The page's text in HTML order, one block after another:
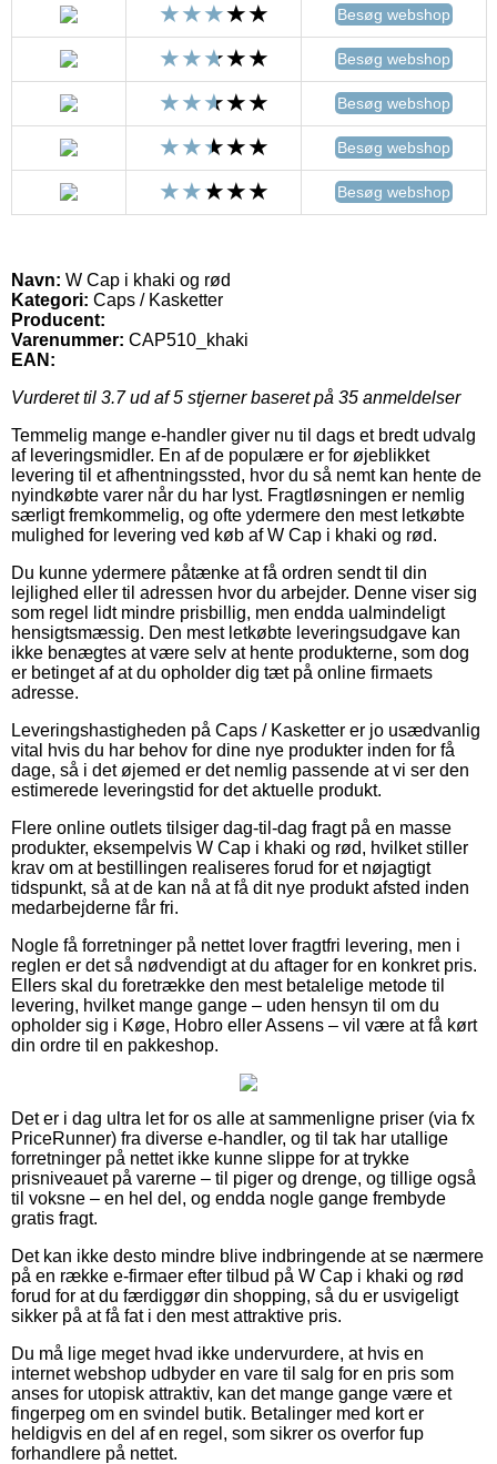
Besøg webshop
Besøg webshop
Besøg webshop
Besøg webshop
Besøg webshop
Navn: W Cap i khaki og rød
Kategori: Caps / Kasketter
Producent:
Varenummer: CAP510_khaki
EAN:
Vurderet til 3.7ud af 5 stjerner baseret på 35 anmeldelser
Temmelig mange e-handler giver nu til dags et bredt udvalg
af leveringsmidler. En af de populære er for øjeblikket
levering til et afhentningssted, hvor du så nemt kan hente de
nyindkøbte varer når du har lyst. Fragtløsningen er nemlig
særligt fremkommelig, og ofte ydermere den mest letkøbte
mulighed for levering ved køb af W Cap i khaki og rød.
Du kunne ydermere påtænke at få ordren sendt til din
lejlighed eller til adressen hvor du arbejder. Denne viser sig
som regel lidt mindre prisbillig, men endda ualmindeligt
hensigtsmæssig. Den mest letkøbte leveringsudgave kan
ikke benægtes at være selv at hente produkterne, som dog
er betinget af at du opholder dig tæt på online firmaets
adresse.
Leveringshastigheden på Caps / Kasketter er jo usædvanlig
vital hvis du har behov for dine nye produkter inden for få
dage, så i det øjemed er det nemlig passende at vi ser den
estimerede leveringstid for det aktuelle produkt.
Flere online outlets tilsiger dag-til-dag fragt på en masse
produkter, eksempelvis W Cap i khaki og rød, hvilket stiller
krav om at bestillingen realiseres forud for et nøjagtigt
tidspunkt, så at de kan nå at få dit nye produkt afsted inden
medarbejderne får fri.
Nogle få forretninger på nettet lover fragtfri levering, men i
reglen er det så nødvendigt at du aftager for en konkret pris.
Ellers skal du foretrække den mest betalelige metode til
levering, hvilket mange gange – uden hensyn til om du
opholder sig i Køge, Hobro eller Assens – vil være at få kørt
din ordre til en pakkeshop.
Det er i dag ultra let for os alle at sammenligne priser (via fx
PriceRunner) fra diverse e-handler, og til tak har utallige
forretninger på nettet ikke kunne slippe for at trykke
prisniveauet på varerne – til piger og drenge, og tillige også
til voksne – en hel del, og endda nogle gange frembyde
gratis fragt.
Det kan ikke desto mindre blive indbringende at se nærmere
på en række e-firmaer efter tilbud på W Cap i khaki og rød
forud for at du færdiggør din shopping, så du er usvigeligt
sikker på at få fat i den mest attraktive pris.
Du må lige meget hvad ikke undervurdere, at hvis en
internet webshop udbyder en vare til salg for en pris som
anses for utopisk attraktiv, kan det mange gange være et
fingerpeg om en svindel butik. Betalinger med kort er
heldigvis en del af en regel, som sikrer os overfor fup
forhandlere på nettet.